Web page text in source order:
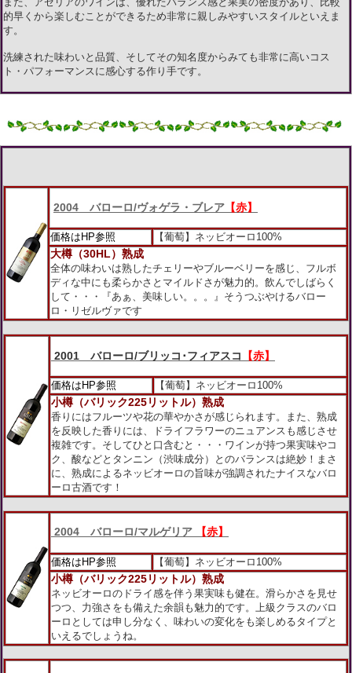
的早くから楽しむことができるため非常に親しみやすいスタイルといえま
す。
洗練された味わいと品質、そしてその知名度からみても非常に高いコス
ト・パフォーマンスに感心する作り手です。
2004 バローロ/ヴォゲラ・ブレア 【赤】
価格はHP参照 【葡萄】ネッビオーロ100%
大樽（30HL）熟成
全体の味わいは熟したチェリーやブルーベリーを感じ、フルボ
ディな中にも柔らかさとマイルドさが魅力的。飲んでしばらく
して・・・『あぁ、美味しい。。。』そうつぶやけるバロー
ロ・リゼルヴァです
2001 バローロ/ブリッコ･フィアスコ 【赤】
価格はHP参照 【葡萄】ネッビオーロ100%
小樽（バリック225リットル）熟成
香りにはフルーツや花の華やかさが感じられます。また、熟成
を反映した香りには、ドライフラワーのニュアンスも感じさせ
複雑です。そしてひと口含むと・・・ワインが持つ果実味やコ
ク、酸などとタンニン（渋味成分）とのバランスは絶妙！まさ
に、熟成によるネッビオーロの旨味が強調されたナイスなバロ
ーロ古酒です！
2004 バローロ/マルゲリア 【赤】
価格はHP参照 【葡萄】ネッビオーロ100%
小樽（バリック225リットル）熟成
ネッビオーロのドライ感を伴う果実味も健在。滑らかさを見せ
つつ、力強さをも備えた余韻も魅力的です。上級クラスのバロ
ーロとしては申し分なく、味わいの変化をも楽しめるタイプと
いえるでしょうね。